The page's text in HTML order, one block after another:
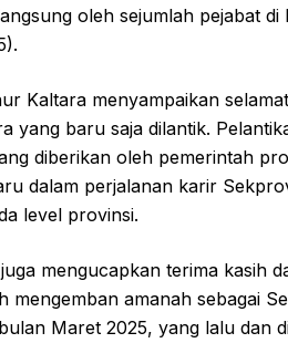
oleh sejumlah pejabat
Kaltara menyampaikan
yang baru saja dilantik.
diberikan oleh pemerintah
dalam perjalanan karir
level provinsi.
mengucapkan terima kasih
mengemban amanah sebagai
Maret 2025, yang lalu dan